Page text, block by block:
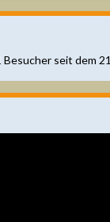
Besucher seit dem